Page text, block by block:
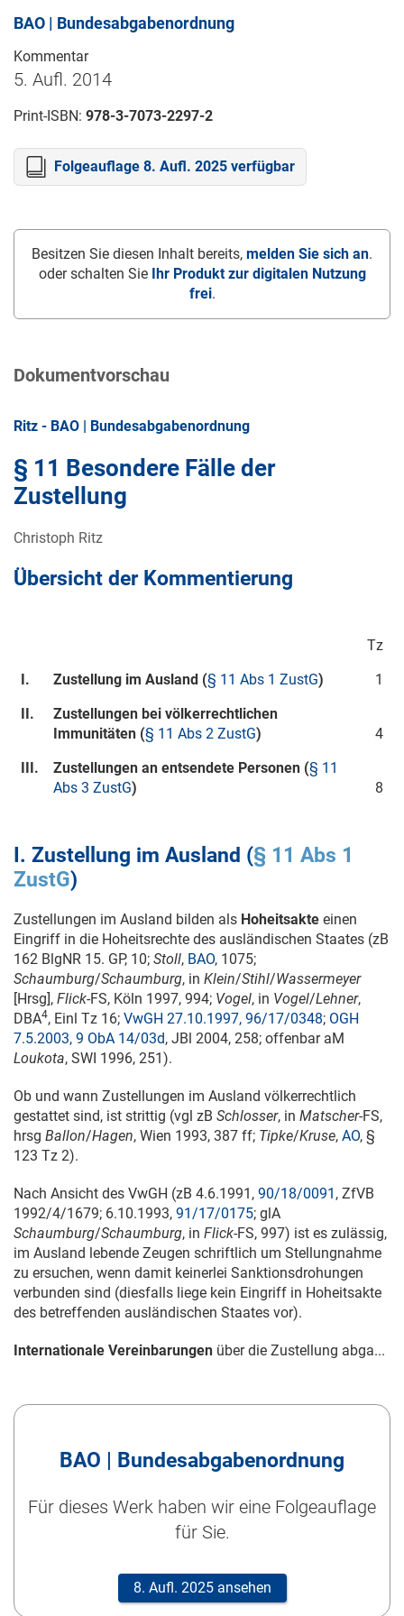
BAO | Bundesabgabenordnung
Kommentar
5. Aufl. 2014
Print-ISBN: 978-3-7073-2297-2
Folgeauflage 8. Aufl. 2025 verfügbar
Besitzen Sie diesen Inhalt bereits, melden Sie sich an.
oder schalten Sie Ihr Produkt zur digitalen Nutzung
frei.
Dokumentvorschau
Ritz - BAO | Bundesabgabenordnung
§ 11 Besondere Fälle der
Zustellung
Christoph Ritz
Übersicht der Kommentierung
Tz
I.
Zustellung im Ausland (§ 11 Abs 1 ZustG)
1
II.
Zustellungen bei völkerrechtlichen
Immunitäten (§ 11 Abs 2 ZustG)
4
III.
Zustellungen an entsendete Personen (§ 11
Abs 3 ZustG) 8
I. Zustellung im Ausland (§ 11 Abs 1
ZustG)
Zustellungen im Ausland bilden als Hoheitsakte einen
Eingriff in die Hoheitsrechte des ausländischen Staates (zB
162 BlgNR 15. GP, 10; Stoll, BAO, 1075;
Schaumburg/Schaumburg, in Klein/Stihl/Wassermeyer
[Hrsg], Flick-FS, Köln 1997, 994; Vogel, in Vogel/Lehner,
DBA4, Einl Tz 16; VwGH 27.10.1997, 96/17/0348; OGH
7.5.2003, 9 ObA 14/03d, JBl 2004, 258; offenbar aM
Loukota, SWI 1996, 251).
Ob und wann Zustellungen im Ausland völkerrechtlich
gestattet sind, ist strittig (vgl zB Schlosser, in Matscher-FS,
hrsg Ballon/Hagen, Wien 1993, 387 ff; Tipke/Kruse, AO, §
123 Tz 2).
Nach Ansicht des VwGH (zB 4.6.1991 , 90/18/0091 , ZfVB
1992/4/1679; 6.10.1993, 91/17/0175; glA
Schaumburg/Schaumburg, in Flick-FS, 997) ist es zulässig,
im Ausland lebende Zeugen schriftlich um Stellungnahme
zu ersuchen, wenn damit keinerlei Sanktionsdrohungen
verbunden sind (diesfalls liege kein Eingriff in Hoheitsakte
des betreffenden ausländischen Staates vor).
Internationale Vereinbarungen über die Zustellung abga...
BAO | Bundesabgabenordnung
Für dieses Werk haben wir eine Folgeauflage
für Sie.
8. Aufl. 2025 ansehen